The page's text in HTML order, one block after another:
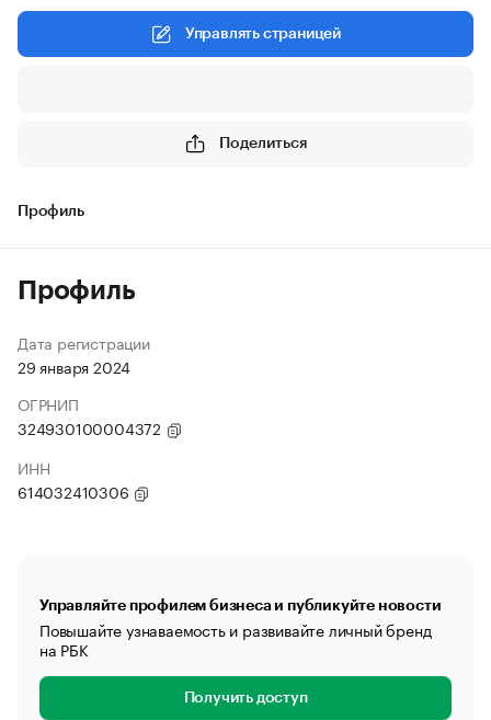
Управлять страницей
Поделиться
Профиль
Профиль
Дата регистрации
29 января 2024
ОГРНИП
324930100004372
ИНН
614032410306
Управляйте профилем бизнеса и публикуйте новости
Повышайте узнаваемость и развивайте личный бренд
на РБК
Получить доступ